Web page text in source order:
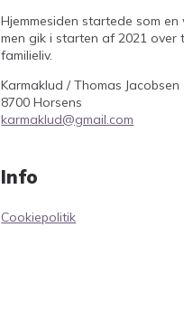
Hjemmesiden startede som
men gik i starten af 2021
familieliv.
Karmaklud / Thomas Jacobsen
8700 Horsens
karmaklud@gmail.com
Info
Cookiepolitik